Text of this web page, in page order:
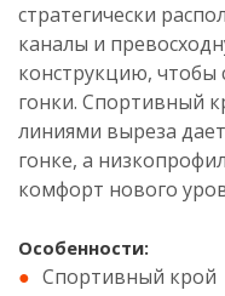
стратегически
каналы и
конструкцию, чтобы
гонки. Спортивный
линиями выреза
гонке, а
комфорт нового
Особенности:
Спортивный крой